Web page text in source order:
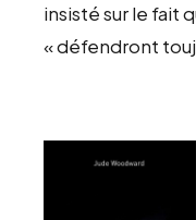
insisté sur le fait
« défendront